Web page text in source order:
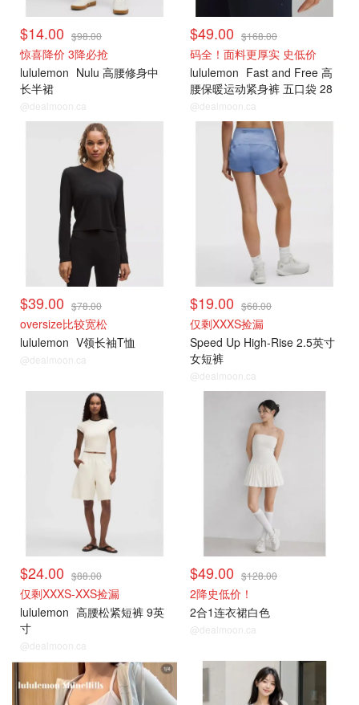
$14.00 $98.00
惊喜降价 3降必抢
lululemon Nulu 高腰修身中
长半裙
@dealmoon.ca
$49.00 $168.00
码全！面料更厚实 史低价
lululemon Fast and Free 高
腰保暖运动紧身裤 五口袋 28
英寸
@dealmoon.ca
$39.00 $78.00
oversize比较宽松
lululemon V领长袖T恤
@dealmoon.ca
$19.00 $68.00
仅剩XXXS捡漏
Speed Up High-Rise 2.5英寸
女短裤
@dealmoon.ca
$24.00 $88.00
仅剩XXXS-XXS捡漏
lululemon 高腰松紧短裤 9英
寸
@dealmoon.ca
$49.00 $128.00
2降史低价！
2合1连衣裙白色
@dealmoon.ca
打折上新